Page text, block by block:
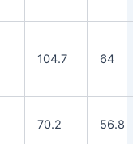
104.7 64
70.2 56.8